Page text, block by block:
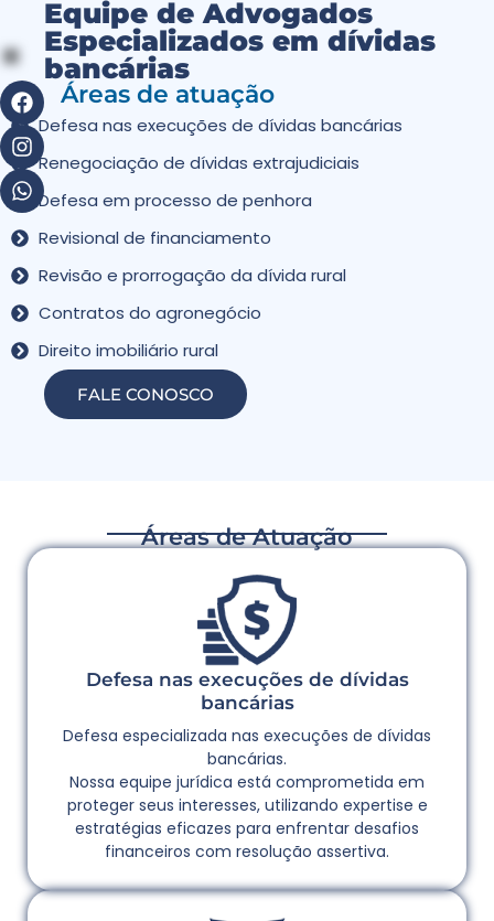
Equipe de Advogados
Especializados em dívidas
bancárias
Áreas de atuação
Defesa nas execuções de dívidas bancárias
Renegociação de dívidas extrajudiciais
Defesa em processo de penhora
Revisional de financiamento
Revisão e prorrogação da dívida rural
Contratos do agronegócio
Direito imobiliário rural
FALE CONOSCO
Áreas de Atuação
Defesa nas execuções de dívidas
bancárias
Defesa especializada nas execuções de dívidas
bancárias.
Nossa equipe jurídica está comprometida em
proteger seus interesses, utilizando expertise e
estratégias eficazes para enfrentar desafios
financeiros com resolução assertiva.